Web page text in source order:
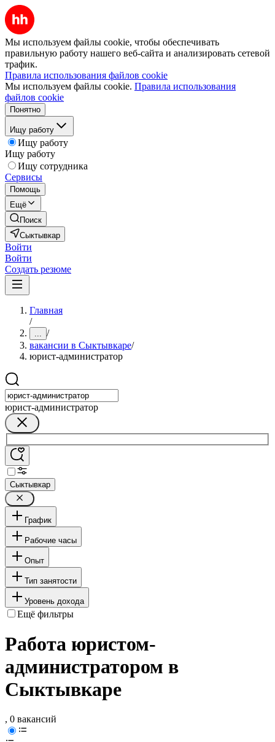
Мы используем файлы cookie, чтобы обеспечивать
правильную работу нашего веб-сайта и анализировать сетевой
трафик.
Правила использования файлов cookie
Мы используем файлы cookie. Правила использования
файлов cookie
Понятно
Ищу работу
Ищу работу
Ищу работу
Ищу сотрудника
Сервисы
Помощь
Ещё
Поиск
Сыктывкар
Войти
Войти
Создать резюме
Главная
/
... /
вакансии в Сыктывкаре/
юрист-администратор
юрист-администратор
Сыктывкар
График
Рабочие часы
Опыт
Тип занятости
Уровень дохода
Ещё фильтры
Работа юристом-
администратором в
Сыктывкаре
, 0 вакансий